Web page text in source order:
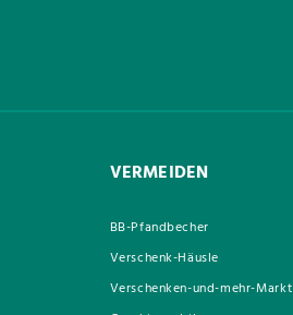
VERMEIDEN
BB-Pfandbecher
Verschenk-Häusle
Verschenken-und-mehr-Markt